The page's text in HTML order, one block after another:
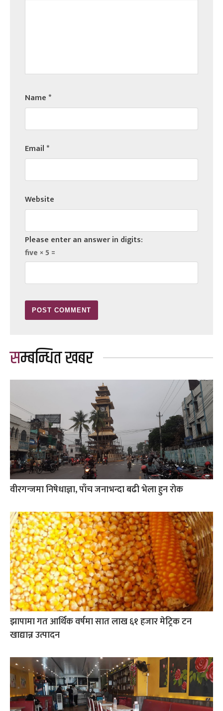
Name*
Email*
Website
Please enter an answer in digits:
five × 5 =
सम्बन्धित खबर
वीरगन्जमा निषेधाज्ञा, पाँच जनाभन्दा बढी भेला हुन रोक
झापामा गत आर्थिक वर्षमा सात लाख ६१ हजार मेट्रिक टन
खाद्यान्न उत्पादन